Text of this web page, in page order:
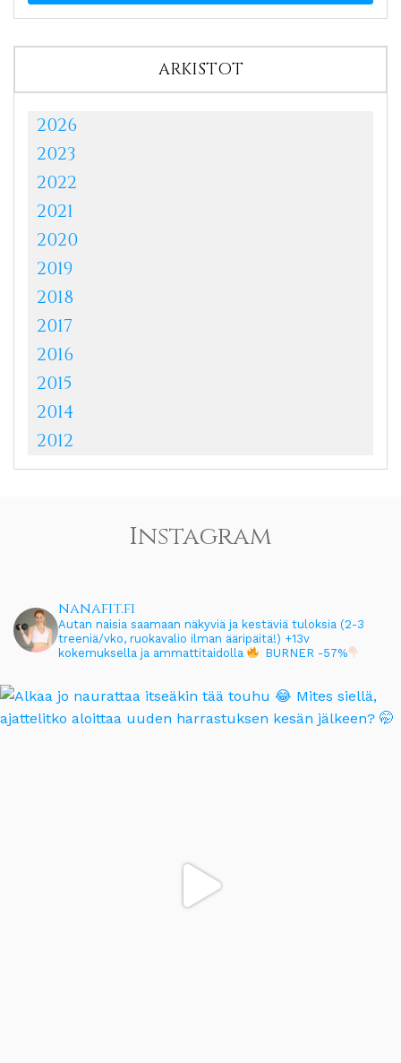
ARKISTOT
2026
2023
2022
2021
2020
2019
2018
2017
2016
2015
2014
2012
Instagram
nanafit.fi
Autan naisia saamaan näkyviä ja kestäviä tuloksia (2-3
treeniä/vko, ruokavalio ilman ääripäitä!) +13v
kokemuksella ja ammattitaidolla
BURNER -57%